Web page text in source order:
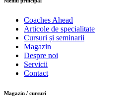
Coaches Ahead
Articole de specialitate
Cursuri și seminarii
Magazin
Despre noi
Servicii
Contact
Magazin / cursuri